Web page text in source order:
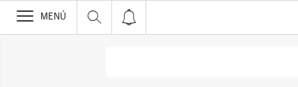
>
MENÚ